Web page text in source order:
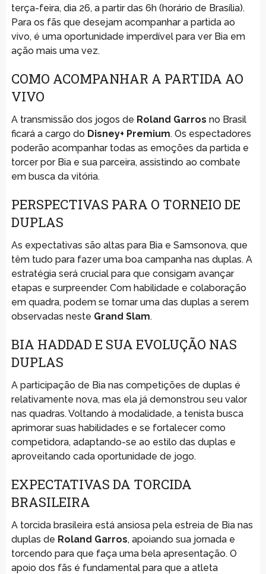
terça-feira, dia 26, a partir das 6h (horário de Brasília).
Para os fãs que desejam acompanhar a partida ao
vivo, é uma oportunidade imperdível para ver Bia em
ação mais uma vez.
COMO ACOMPANHAR A PARTIDA AO
VIVO
A transmissão dos jogos de Roland Garros no Brasil
ficará a cargo do Disney+ Premium. Os espectadores
poderão acompanhar todas as emoções da partida e
torcer por Bia e sua parceira, assistindo ao combate
em busca da vitória.
PERSPECTIVAS PARA O TORNEIO DE
DUPLAS
As expectativas são altas para Bia e Samsonova, que
têm tudo para fazer uma boa campanha nas duplas. A
estratégia será crucial para que consigam avançar
etapas e surpreender. Com habilidade e colaboração
em quadra, podem se tornar uma das duplas a serem
observadas neste Grand Slam.
BIA HADDAD E SUA EVOLUÇÃO NAS
DUPLAS
A participação de Bia nas competições de duplas é
relativamente nova, mas ela já demonstrou seu valor
nas quadras. Voltando à modalidade, a tenista busca
aprimorar suas habilidades e se fortalecer como
competidora, adaptando-se ao estilo das duplas e
aproveitando cada oportunidade de jogo.
EXPECTATIVAS DA TORCIDA
BRASILEIRA
A torcida brasileira está ansiosa pela estreia de Bia nas
duplas de Roland Garros, apoiando sua jornada e
torcendo para que faça uma bela apresentação. O
apoio dos fãs é fundamental para que a atleta